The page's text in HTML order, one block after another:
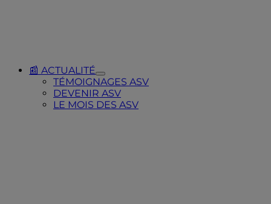
📰 ACTUALITÉ
Toggle
Submenu
for
📰
TÉMOIGNAGES ASV
DEVENIR ASV
LE MOIS DES ASV